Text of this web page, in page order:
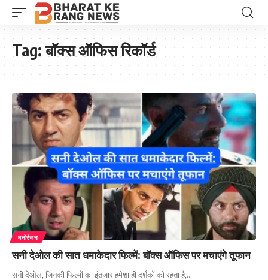
Tag:बॉक्स ऑफिस रिकॉर्ड
मनोरंजन
सनी देओल की सात धमाकेदार फिल्में: बॉक्स ऑफिस पर मचाएंगे तूफान
सनी देओल, जिनकी फिल्मों का इंतजार हमेशा ही दर्शकों को रहता है,…